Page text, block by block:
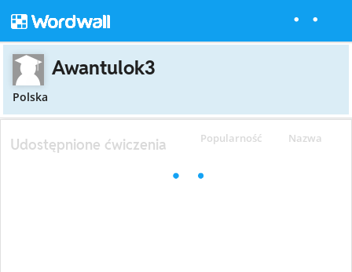
Awantulok3
Polska
Popularność Nazwa
Udostępnione ćwiczenia